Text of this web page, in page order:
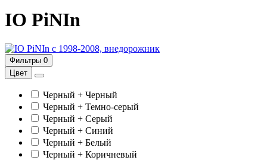
IO PiNIn
с 1998-2008, внедорожник
Фильтры 0
Цвет
Черный + Черный
Черный + Темно-серый
Черный + Серый
Черный + Синий
Черный + Белый
Черный + Коричневый